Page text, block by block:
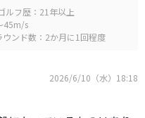
ルフ歴：21年以上
45m/s
ウンド数：2か月に1回程度
2026/6/10（水）18:18